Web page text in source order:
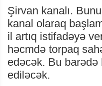
Şirvan kanalı.
kanal olaraq
il artıq istifadəyə
həcmdə torpaq
edəcək. Bu barədə
ediləcək.